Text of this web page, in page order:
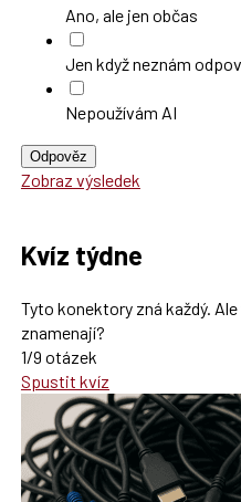
Ano, ale jen občas
Jen když neznám
Nepoužívám AI
Odpověz
Zobraz výsledek
Kvíz týdne
Tyto konektory zná každý.
znamenají?
1/9 otázek
Spustit kvíz